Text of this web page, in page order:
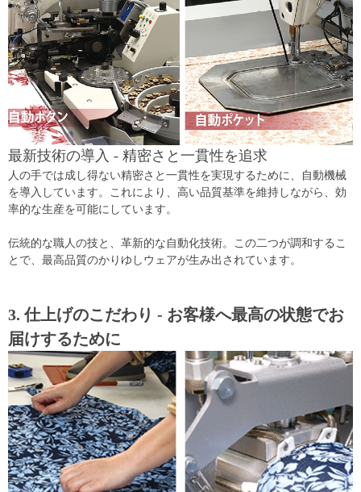
最新技術の導入 - 精密さと一貫性を追求
人の手では成し得ない精密さと一貫性を実現するために、自動機械
を導入しています。これにより、高い品質基準を維持しながら、効
率的な生産を可能にしています。
伝統的な職人の技と、革新的な自動化技術。この二つが調和するこ
とで、最高品質のかりゆしウェアが生み出されています。
3. 仕上げのこだわり - お客様へ最高の状態でお
届けするために